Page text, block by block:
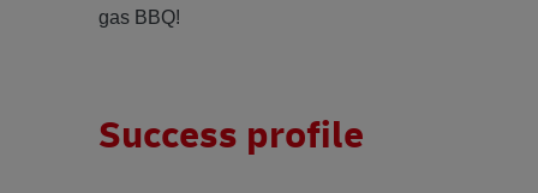
gas BBQ!
Success profile